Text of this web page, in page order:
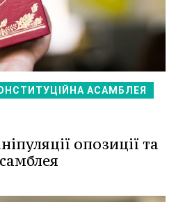
АСАМБЛЕЯ
опозиції та